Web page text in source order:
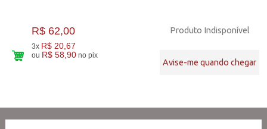
R$ 62,00
3x R$ 20,67
ou R$ 58,90 no pix
Produto Indisponível
Avise-me quando chegar